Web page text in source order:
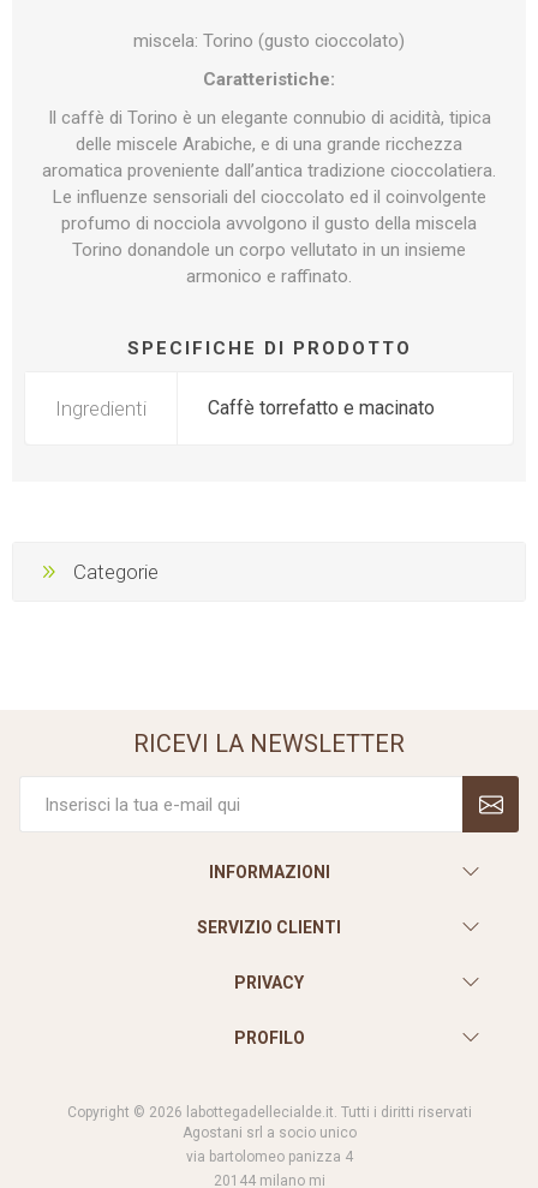
miscela: Torino (gusto cioccolato)
Caratteristiche:
Il caffè di Torino è un elegante connubio di acidità, tipica
delle miscele Arabiche, e di una grande ricchezza
aromatica proveniente dall’antica tradizione cioccolatiera.
Le influenze sensoriali del cioccolato ed il coinvolgente
profumo di nocciola avvolgono il gusto della miscela
Torino donandole un corpo vellutato in un insieme
armonico e raffinato.
SPECIFICHE DI PRODOTTO
Ingredienti Caffè torrefatto e macinato
Categorie
RICEVI LA NEWSLETTER
INFORMAZIONI
SERVIZIO CLIENTI
PRIVACY
PROFILO
Copyright © 2026 labottegadellecialde.it. Tutti i diritti riservati
Agostani srl a socio unico
via bartolomeo panizza 4
20144 milano mi